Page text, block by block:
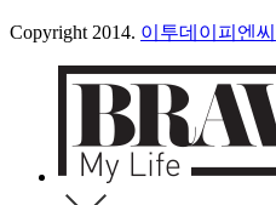
Copyright 2014. 이투데이피엔씨